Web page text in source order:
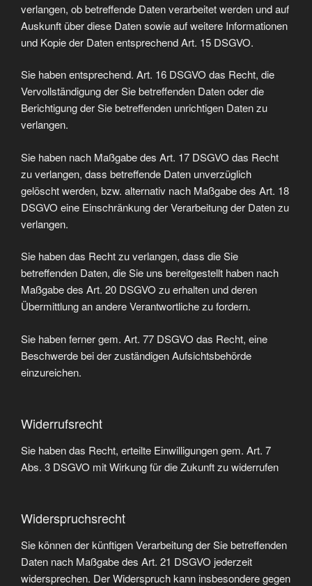
verlangen, ob betreffende Daten verarbeitet werden und auf
Auskunft über diese Daten sowie auf weitere Informationen
und Kopie der Daten entsprechend Art. 15 DSGVO.
Sie haben entsprechend. Art. 16 DSGVO das Recht, die
Vervollständigung der Sie betreffenden Daten oder die
Berichtigung der Sie betreffenden unrichtigen Daten zu
verlangen.
Sie haben nach Maßgabe des Art. 17 DSGVO das Recht
zu verlangen, dass betreffende Daten unverzüglich
gelöscht werden, bzw. alternativ nach Maßgabe des Art. 18
DSGVO eine Einschränkung der Verarbeitung der Daten zu
verlangen.
Sie haben das Recht zu verlangen, dass die Sie
betreffenden Daten, die Sie uns bereitgestellt haben nach
Maßgabe des Art. 20 DSGVO zu erhalten und deren
Übermittlung an andere Verantwortliche zu fordern.
Sie haben ferner gem. Art. 77 DSGVO das Recht, eine
Beschwerde bei der zuständigen Aufsichtsbehörde
einzureichen.
Widerrufsrecht
Sie haben das Recht, erteilte Einwilligungen gem. Art. 7
Abs. 3 DSGVO mit Wirkung für die Zukunft zu widerrufen
Widerspruchsrecht
Sie können der künftigen Verarbeitung der Sie betreffenden
Daten nach Maßgabe des Art. 21 DSGVO jederzeit
widersprechen. Der Widerspruch kann insbesondere gegen